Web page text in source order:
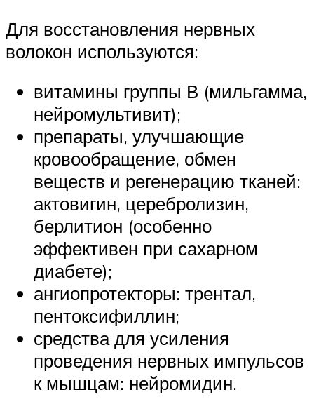
Для восстановления нервных
волокон используются:
витамины группы В (мильгамма,
нейромультивит);
препараты, улучшающие
кровообращение, обмен
веществ и регенерацию тканей:
актовигин, церебролизин,
берлитион (особенно
эффективен при сахарном
диабете);
ангиопротекторы: трентал,
пентоксифиллин;
средства для усиления
проведения нервных импульсов
к мышцам: нейромидин.